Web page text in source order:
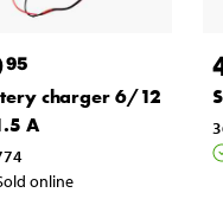
95
charger 6/12
A
online